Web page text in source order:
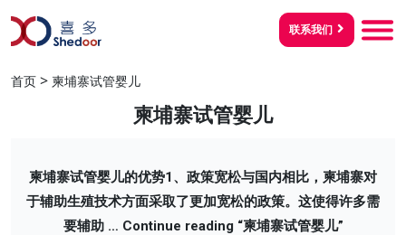
联系我们
首页 > 柬埔寨试管婴儿
柬埔寨试管婴儿
柬埔寨试管婴儿的优势1、政策宽松与国内相比，柬埔寨对
于辅助生殖技术方面采取了更加宽松的政策。这使得许多需
要辅助 … Continue reading“柬埔寨试管婴儿”